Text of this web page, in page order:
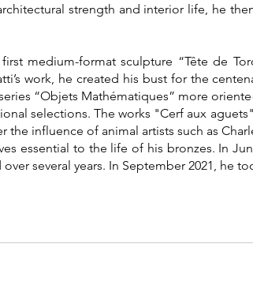
strength and interior life, he
medium-format sculpture “Tête de
work, he created his bust for the
“Objets Mathématiques” more
selections. The works "Cerf aux
the influence of animal artists such as
essential to the life of his bronzes. In
over several years. In September 2021, he